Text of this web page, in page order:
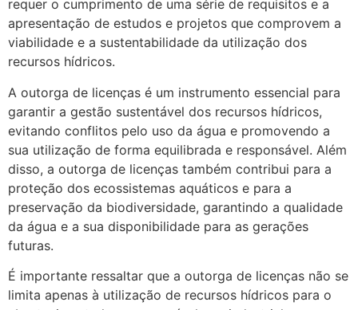
requer o cumprimento de uma série de requisitos e a
apresentação de estudos e projetos que comprovem a
viabilidade e a sustentabilidade da utilização dos
recursos hídricos.
A outorga de licenças é um instrumento essencial para
garantir a gestão sustentável dos recursos hídricos,
evitando conflitos pelo uso da água e promovendo a
sua utilização de forma equilibrada e responsável. Além
disso, a outorga de licenças também contribui para a
proteção dos ecossistemas aquáticos e para a
preservação da biodiversidade, garantindo a qualidade
da água e a sua disponibilidade para as gerações
futuras.
É importante ressaltar que a outorga de licenças não se
limita apenas à utilização de recursos hídricos para o